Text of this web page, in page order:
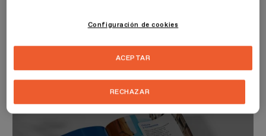
MÁSTER DE FORMACIÓN PERMANENTE
Máster en Diseño de Interiores
Configuración de cookies
RECHAZAR
ACEPTAR